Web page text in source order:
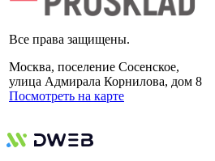
Все права защищены.
Москва, поселение Сосенское,
улица Адмирала Корнилова, дом 8
Посмотреть на карте